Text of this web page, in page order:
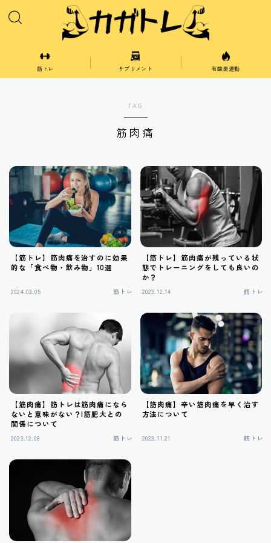
脚
腹
背中
筋トレ
サプリメント
筋トレ サプリメント 有酸素運動
TAG
筋肉痛
【筋トレ】筋肉痛を治すのに効果
的な「食べ物・飲み物」10選
2024.03.05 筋トレ
【筋トレ】筋肉痛が残っている状
態でトレーニングをしても良いの
か？
2023.12.14 筋トレ
【筋肉痛】筋トレは筋肉痛になら
ないと意味がない？|筋肥大との
関係について
2023.12.08 筋トレ
【筋肉痛】辛い筋肉痛を早く治す
方法について
2023.11.21 筋トレ